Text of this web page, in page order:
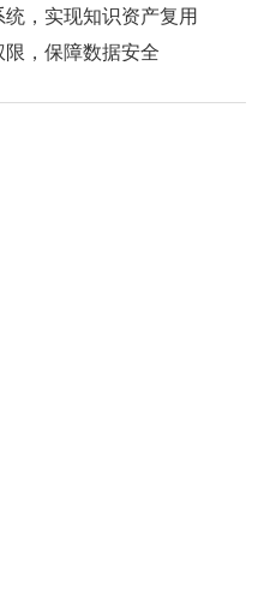
统，实现知识资产复用
限，保障数据安全